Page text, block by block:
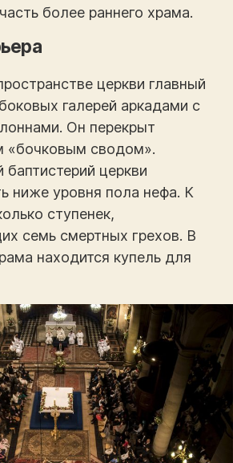
более раннего храма.
церкви главный
галерей аркадами с
Он перекрыт
«бочковым сводом».
баптистерий церкви
ниже уровня пола нефа. К
ступенек,
семь смертных грехов. В
находится купель для